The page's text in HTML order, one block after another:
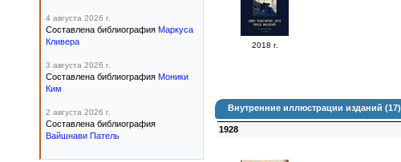
2018 г.
Внутренние иллюстрации изданий (17)
1928
4 августа 2026 г.
Составлена библиография Маркуса
Кливера
3 августа 2026 г.
Составлена библиография Моники
Ким
2 августа 2026 г.
Составлена библиография
Вайшнави Патель